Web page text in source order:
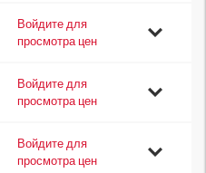
Войдите для
просмотра цен
Войдите для
просмотра цен
Войдите для
просмотра цен